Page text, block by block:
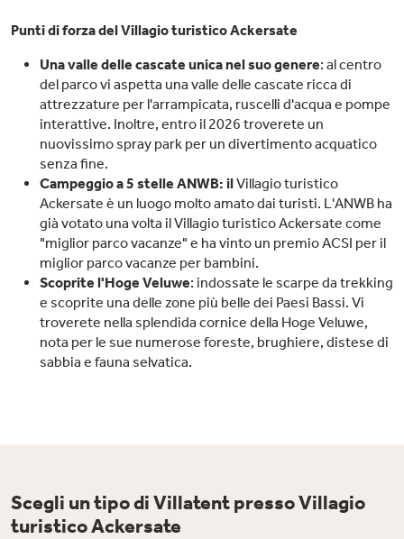
Punti di forza del Villagio turistico Ackersate
Una valle delle cascate unica nel suo genere: al centro
del parco vi aspetta una valle delle cascate ricca di
attrezzature per l'arrampicata, ruscelli d'acqua e pompe
interattive. Inoltre, entro il 2026 troverete un
nuovissimo spray park per un divertimento acquatico
senza fine.
Campeggio a 5 stelle ANWB: ilVillagio turistico
Ackersate è un luogo molto amato dai turisti. L'ANWB ha
già votato una volta il Villagio turistico Ackersate come
"miglior parco vacanze" e ha vinto un premio ACSI per il
miglior parco vacanze per bambini.
Scoprite l'Hoge Veluwe: indossate le scarpe da trekking
e scoprite una delle zone più belle dei Paesi Bassi. Vi
troverete nella splendida cornice della Hoge Veluwe,
nota per le sue numerose foreste, brughiere, distese di
sabbia e fauna selvatica.
Scegli un tipo di Villatent presso Villagio
turistico Ackersate